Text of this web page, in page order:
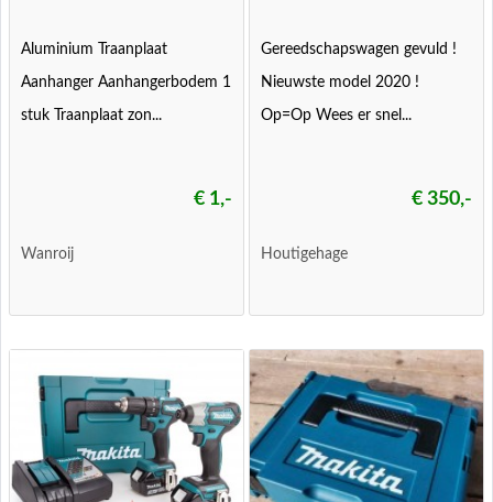
Aluminium Traanplaat
Aanhanger Aanhangerbodem 1
stuk Traanplaat zon...
€ 1,-
Wanroij
Gereedschapswagen gevuld !
Nieuwste model 2020 !
Op=Op Wees er snel...
€ 350,-
Houtigehage